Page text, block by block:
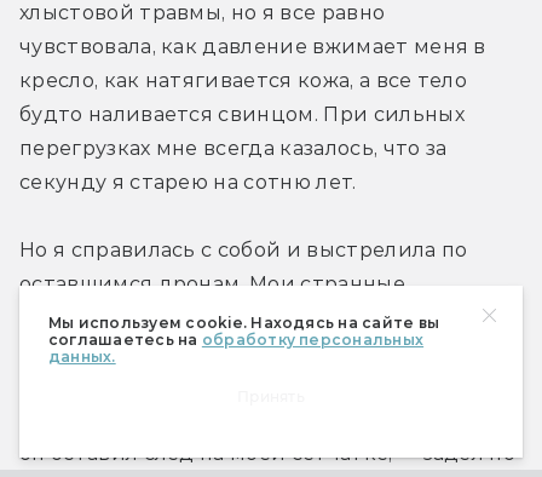
Мы используем cookie. Находясь на сайте вы
соглашаетесь на обработку персональных
данных.
хлыстовой травмы, но я все равно
чувствовала, как давление вжимает меня в
кресло, как натягивается кожа, а все тело
будто наливается свинцом. При сильных
перегрузках мне всегда казалось, что за
секунду я старею на сотню лет.
Но я справилась с собой и выстрелила по
оставшимся дронам. Мои странные
способности теперь были напряжены до
предела. Луч крелльского деструктора —
он оставил след на моей сетчатке, — задел по